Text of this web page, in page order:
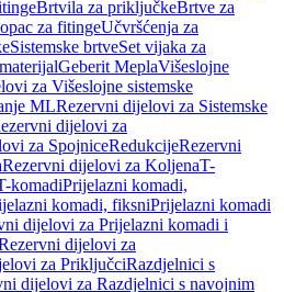
Brtvila za priključkeBrtve za
za fitingeUčvršćenja za
Sistemske brtveSet vijaka za
Geberit MeplaVišeslojne
za Višeslojne sistemske
MLRezervni dijelovi za Sistemske
dijelovi za
za SpojniceRedukcijeRezervni
Rezervni dijelovi za KoljenaT-
komadiPrijelazni komadi,
komadi, fiksniPrijelazni komadi
dijelovi za Prijelazni komadi i
dijelovi za
za PriključciRazdjelnici s
dijelovi za Razdjelnici s navojnim